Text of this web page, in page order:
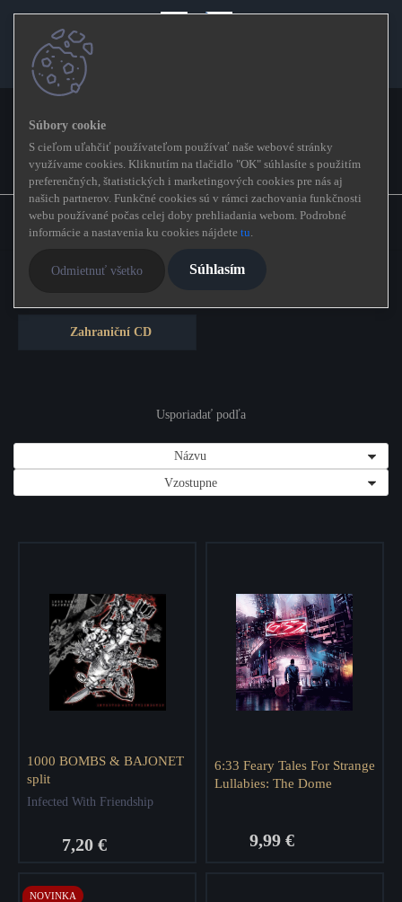
S cieľom uľahčiť používateľom používať naše webové stránky
využívame cookies. Kliknutím na tlačidlo "OK" súhlasíte s použitím
preferenčných, štatistických i marketingových cookies pre nás aj
našich partnerov. Funkčné cookies sú v rámci zachovania funkčnosti
webu používané počas celej doby prehliadania webom. Podrobné
informácie a nastavenia ku cookies nájdete tu.
Odmietnuť všetko Súhlasím
Úvod »
CD
Zahraniční CD
Usporiadať podľa
Názvu
Vzostupne
1000 BOMBS & BAJONET
split
Infected With Friendship
7,20 €
6:33 Feary Tales For Strange
Lullabies: The Dome
9,99 €
NOVINKA